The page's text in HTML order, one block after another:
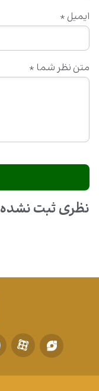
متن نظر شما *
ایمیل *
نظری ثبت نشده